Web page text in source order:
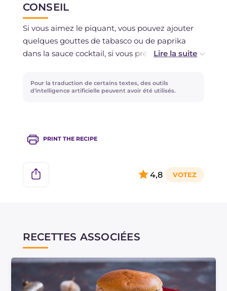
CONSEIL
Si vous aimez le piquant, vous pouvez ajouter
quelques gouttes de tabasco ou de paprika
dans la sauce cocktail, si vous préférez des
gouttes de brandy. Pour une touche fraîche,
râpez le zeste de citron ou d'orange dans la
Pour la traduction de certains textes, des outils
d'intelligence artificielle peuvent avoir été utilisés.
PRINT THE RECIPE
4,8
RECETTES ASSOCIÉES